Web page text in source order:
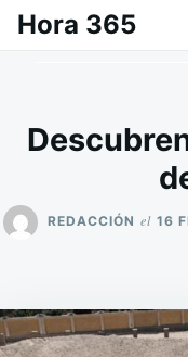
SaltarBuscar:
Hora 365
REDACCIÓN el 16